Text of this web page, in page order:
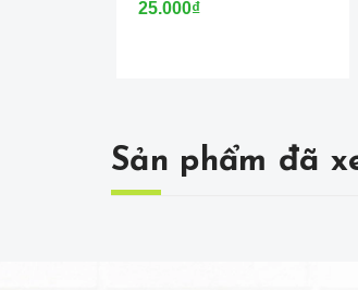
25.000₫
Sản phẩm đã